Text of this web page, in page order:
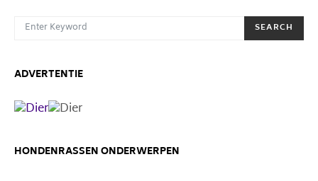
SEARCH FOR:
SEARCH
ADVERTENTIE
HONDENRASSEN ONDERWERPEN